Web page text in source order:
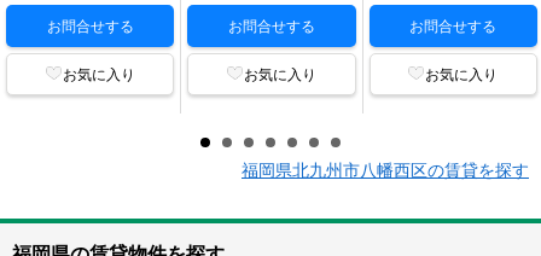
お問合せする
お気に入り
お問合せする
お気に入り
お問合せする
お気に入り
福岡県北九州市八幡西区の賃貸を探す